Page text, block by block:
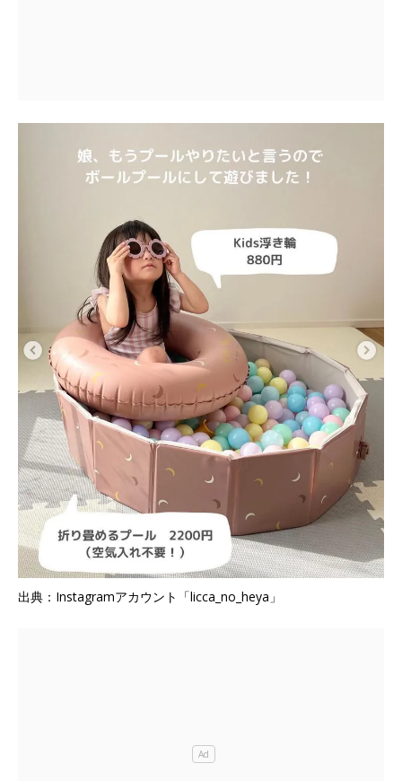
出典：Instagramアカウント「licca_no_heya」